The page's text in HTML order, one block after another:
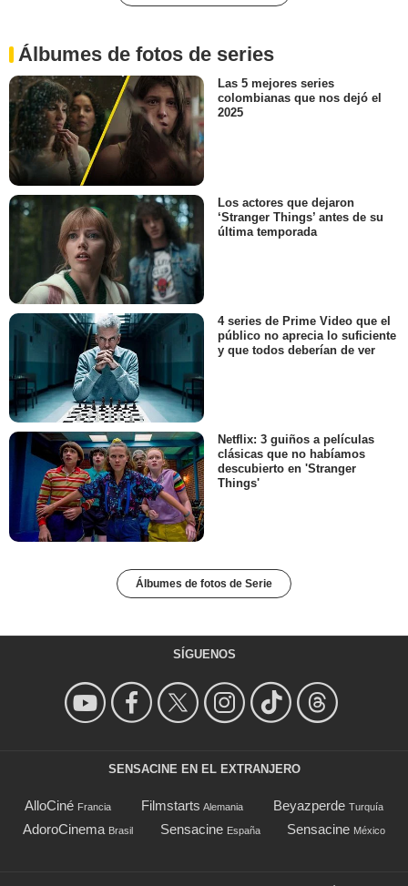
Álbumes de fotos de series
Las 5 mejores series
colombianas que nos dejó el
2025
Los actores que dejaron
‘Stranger Things’ antes de su
última temporada
4 series de Prime Video que el
público no aprecia lo suficiente
y que todos deberían de ver
Netflix: 3 guiños a películas
clásicas que no habíamos
descubierto en 'Stranger
Things'
Álbumes de fotos de Serie
SÍGUENOS
SENSACINE EN EL EXTRANJERO
AlloCiné Francia Filmstarts Alemania Beyazperde Turquía
AdoroCinema Brasil Sensacine España Sensacine México